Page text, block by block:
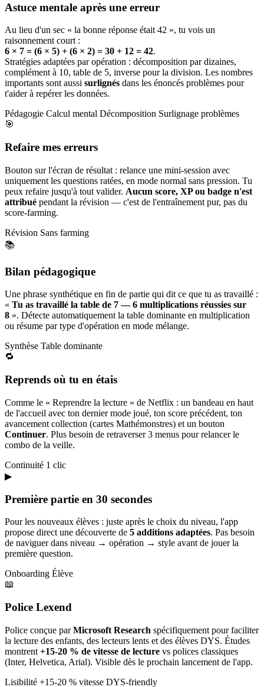
Astuce mentale après une erreur
Au lieu d'un sec « la bonne réponse était 42 », tu vois un
raisonnement court :
6 × 7 = (6 × 5) + (6 × 2) = 30 + 12 = 42.
Stratégies adaptées par opération : décomposition par dizaines,
complément à 10, table de 5, inverse pour la division. Les nombres
importants sont aussi surlignés dans les énoncés problèmes pour
t'aider à repérer les données.
Pédagogie Calcul mental Décomposition Surlignage problèmes
🎯
Refaire mes erreurs
Bouton sur l'écran de résultat : relance une mini-session avec
uniquement les questions ratées, en mode normal sans pression. Tu
peux refaire jusqu'à tout valider. Aucun score, XP ou badge n'est
attribué pendant la révision — c'est de l'entraînement pur, pas du
score-farming.
Révision Sans farming
📚
Bilan pédagogique
Une phrase synthétique en fin de partie qui dit ce que tu as travaillé :
« Tu as travaillé la table de 7 — 6 multiplications réussies sur
8 ». Détecte automatiquement la table dominante en multiplication
ou résume par type d'opération en mode mélange.
Synthèse Table dominante
🔁
Reprends où tu en étais
Comme le « Reprendre la lecture » de Netflix : un bandeau en haut
de l'accueil avec ton dernier mode joué, ton score précédent, ton
avancement collection (cartes Mathémonstres) et un bouton
Continuer. Plus besoin de retraverser 3 menus pour relancer le
combo de la veille.
Continuité 1 clic
▶
Première partie en 30 secondes
Pour les nouveaux élèves : juste après le choix du niveau, l'app
propose direct une découverte de 5 additions adaptées. Pas besoin
de naviguer dans niveau → opération → style avant de jouer la
première question.
Onboarding Élève
📖
Police Lexend
Police conçue parMicrosoft Research spécifiquement pour faciliter
la lecture des enfants, des lecteurs lents et des élèves DYS. Études
montrent +15-20 % de vitesse de lecture vs polices classiques
(Inter, Helvetica, Arial). Visible dès le prochain lancement de l'app.
Lisibilité +15-20 % vitesse DYS-friendly